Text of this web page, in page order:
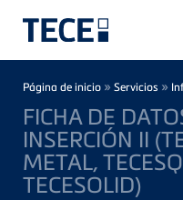
Breadcrumb
Página de inicio » Servicios »
FICHA DE
INSERCIÓN II
METAL,
TECESOLID)